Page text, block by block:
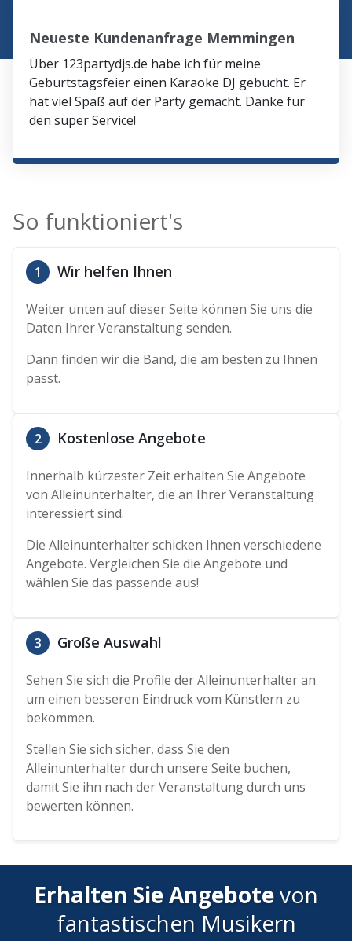
Neueste Kundenanfrage Memmingen
Über 123partydjs.de habe ich für meine
Geburtstagsfeier einen Karaoke DJ gebucht. Er
hat viel Spaß auf der Party gemacht. Danke für
den super Service!
So funktioniert's
1 Wir helfen Ihnen
Weiter unten auf dieser Seite können Sie uns die
Daten Ihrer Veranstaltung senden.
Dann finden wir die Band, die am besten zu Ihnen
passt.
2 Kostenlose Angebote
Innerhalb kürzester Zeit erhalten Sie Angebote
von Alleinunterhalter, die an Ihrer Veranstaltung
interessiert sind.
Die Alleinunterhalter schicken Ihnen verschiedene
Angebote. Vergleichen Sie die Angebote und
wählen Sie das passende aus!
3 Große Auswahl
Sehen Sie sich die Profile der Alleinunterhalter an
um einen besseren Eindruck vom Künstlern zu
bekommen.
Stellen Sie sich sicher, dass Sie den
Alleinunterhalter durch unsere Seite buchen,
damit Sie ihn nach der Veranstaltung durch uns
bewerten können.
Erhalten Sie Angebotevon
fantastischen Musikern